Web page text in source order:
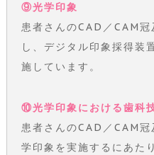
⑨光学印象
患者さんのCAD／CAM
し、デジタル印象採得装
施しています。
⑩光学印象における歯科
患者さんのCAD／CAM
学印象を実施するにあた